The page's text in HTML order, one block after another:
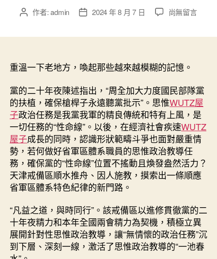
文 作者:admin
文
期
2024 年 8 月 7 日
在
燃
教
導
爐
火
——
天
津
戒
種
別
抓
實
尚無留言
重溫一下老地方，喚起那些越來越模糊的記憶。
黨的二十年夜陳述指出，“周全加大力度國民部隊黨
的扶植，確保槍桿子永遠聽黨批示”。思惟WUTZ屋
子政治任務是我黨我軍的精良傳統和特有上風，是
一切任務的“性命線”。以後，在經濟社會疾速WUTZ
屋子成長的同時，認識形狀範疇斗爭也面對嚴重情
勢，若何做好省軍區體系職員的思惟政治教導任
務，確保黨的“性命線”位置不搖動且煥發盎然活力？
天津戒備區順水推舟、因人施教，摸索出一條順應
省軍區體系特色紀律的新門路。
“凡益之道，與時同行”。該戒備區以進修貫徹黨的二
十年夜精力和本年全國兩會精力為契機，積極立異
展開針對性思惟政治教導，讓“無情懷的政治任務”沉
到下層、深刻一線，激活了思惟政治教導的“一池春